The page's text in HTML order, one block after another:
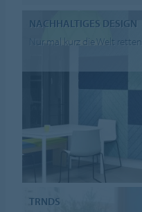
NACHHALTIGES DESIGN
Nur mal kurz die Welt retten
TRNDS